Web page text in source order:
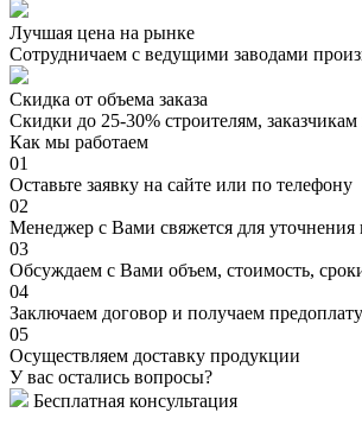
Лучшая цена на рынке
Сотрудничаем с ведущими заводами
Скидка от объема заказа
Скидки до 25-30% строителям,
Как мы работаем
01
Оставьте заявку на сайте или по телефону
02
Менеджер с Вами свяжется для уточнения
03
Обсуждаем с Вами объем, стоимость,
04
Заключаем договор и получаем
05
Осуществляем доставку продукции
У вас остались вопросы?
Бесплатная консультация